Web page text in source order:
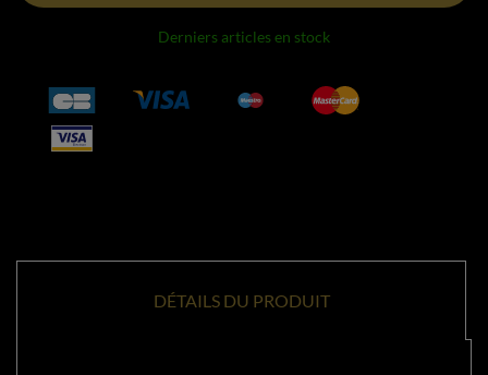
Derniers articles en stock
DÉTAILS DU PRODUIT